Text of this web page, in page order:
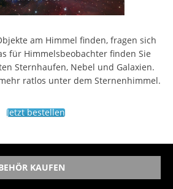
am Himmel finden, fragen sich
für Himmelsbeobachter finden Sie
Sternhaufen, Nebel und Galaxien.
ratlos unter dem Sternenhimmel.
Jetzt bestellen
KAUFEN